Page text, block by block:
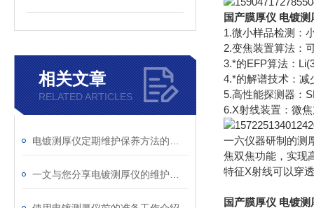
相关文章
RELATED ARTICLES
国产膜厚仪 电镀测
1.微小样品检测：
2.变焦装置算法：
3.*的EFP算法：
4.*的解谱技术：
5.高性能探测器：
6.X射线装置：微
一六仪器研制的测
焦双焦功能，实现
特征X射线可以穿
国产膜厚仪 电镀测